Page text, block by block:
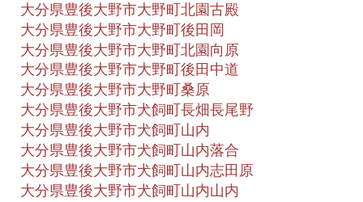
大分県豊後大野市大野町北園古殿
大分県豊後大野市大野町後田岡
大分県豊後大野市大野町北園向原
大分県豊後大野市大野町後田中道
大分県豊後大野市大野町桑原
大分県豊後大野市犬飼町長畑長尾野
大分県豊後大野市犬飼町山内
大分県豊後大野市犬飼町山内落合
大分県豊後大野市犬飼町山内志田原
大分県豊後大野市犬飼町山内山内